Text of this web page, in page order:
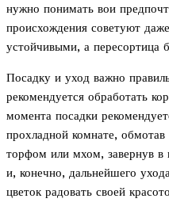
нужно понимать вои
происхождения советуют
устойчивыми, а пересортица
Посадку и уход важно
рекомендуется обработать
момента посадки
прохладной комнате,
торфом или мхом, завернув в
и, конечно, дальнейшего
цветок радовать своей